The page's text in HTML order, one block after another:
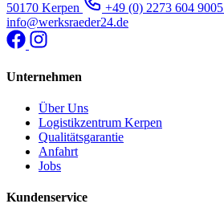
50170 Kerpen
+49 (0) 2273 604 9005
info@werksraeder24.de
Unternehmen
Über Uns
Logistikzentrum Kerpen
Qualitätsgarantie
Anfahrt
Jobs
Kundenservice